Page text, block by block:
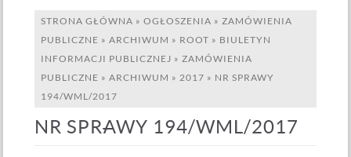
STRONA GŁÓWNA »OGŁOSZENIA »ZAMÓWIENIA
PUBLICZNE »ARCHIWUM » ROOT » BIULETYN
INFORMACJI PUBLICZNEJ »ZAMÓWIENIA
PUBLICZNE »ARCHIWUM » 2017 » NR SPRAWY
194/WML/2017
NR SPRAWY 194/WML/2017